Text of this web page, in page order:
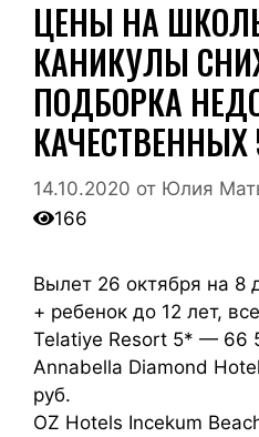
ЦЕНЫ НА
КАНИКУЛЫ
ПОДБОРКА
КАЧЕСТВЕННЫХ
14.10.2020 от Юлия
166
Вылет 26 октября на 8
+ ребенок до 12 лет,
Telatiye Resort 5* — 66
Annabella Diamond
руб.
OZ Hotels Incekum